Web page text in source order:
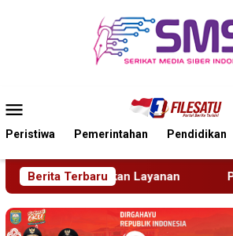
Mobile
Peristiwa Pemerintahan Pendidikan
Berita Terbaru
PMR Wira SMKN 1 Jember